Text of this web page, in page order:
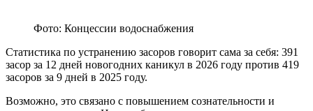
Фото: Концессии водоснабжения
Статистика по устранению засоров говорит сама за себя: 391
засор за 12 дней новогодних каникул в 2026 году против 419
засоров за 9 дней в 2025 году.
Возможно, это связано с повышением сознательности и